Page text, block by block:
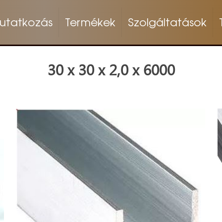
Termékek Szolgáltatások
30 x 30 x 2,0 x 6000